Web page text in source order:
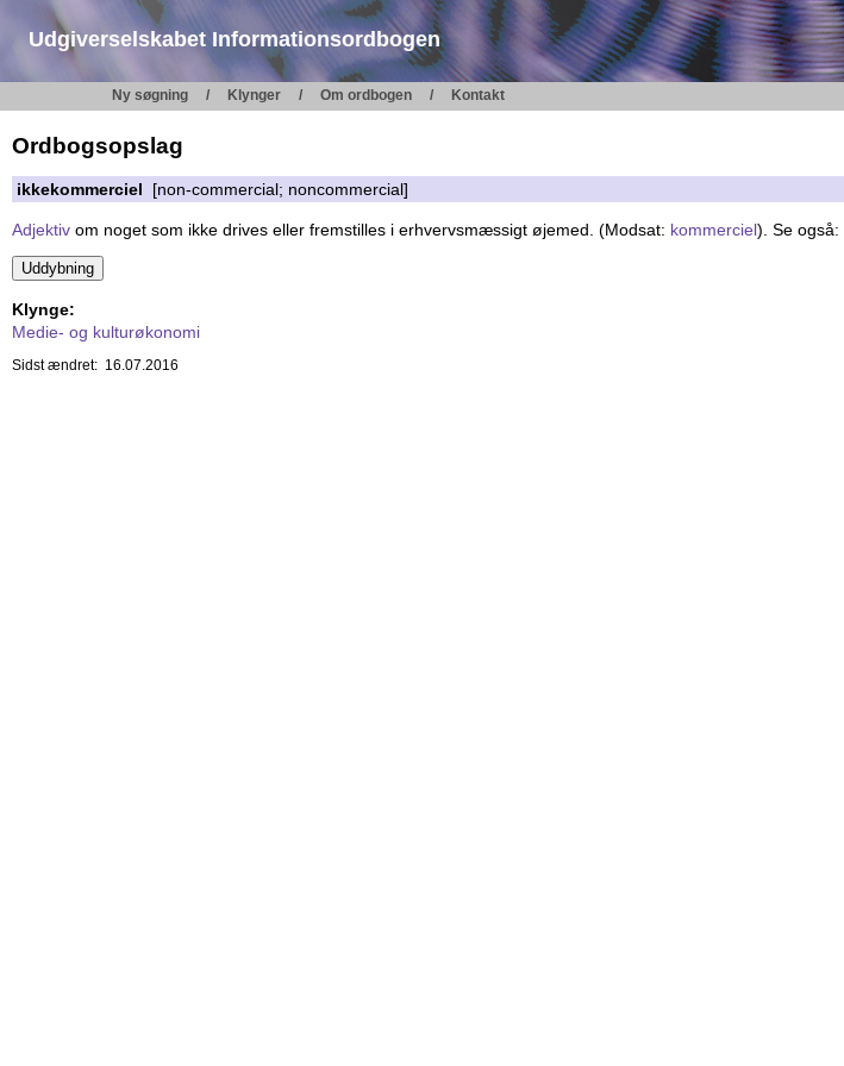
Udgiverselskabet Informationsordbogen
Ny søgning Klynger Om ordbogen Kontakt
Ordbogsopslag
ikkekommerciel [non-commercial; noncommercial]
Adjektiv om noget som ikke drives eller fremstilles i erhvervsmæssigt øjemed. (Modsat: kommerciel). Se også:
Klynge:
Medie- og kulturøkonomi
Sidst ændret: 16.07.2016